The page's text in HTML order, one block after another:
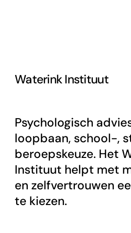
Waterink Instituut
Psychologisch
loopbaan, school-,
beroepskeuze. Het
Instituut helpt met
en zelfvertrouwen
te kiezen.